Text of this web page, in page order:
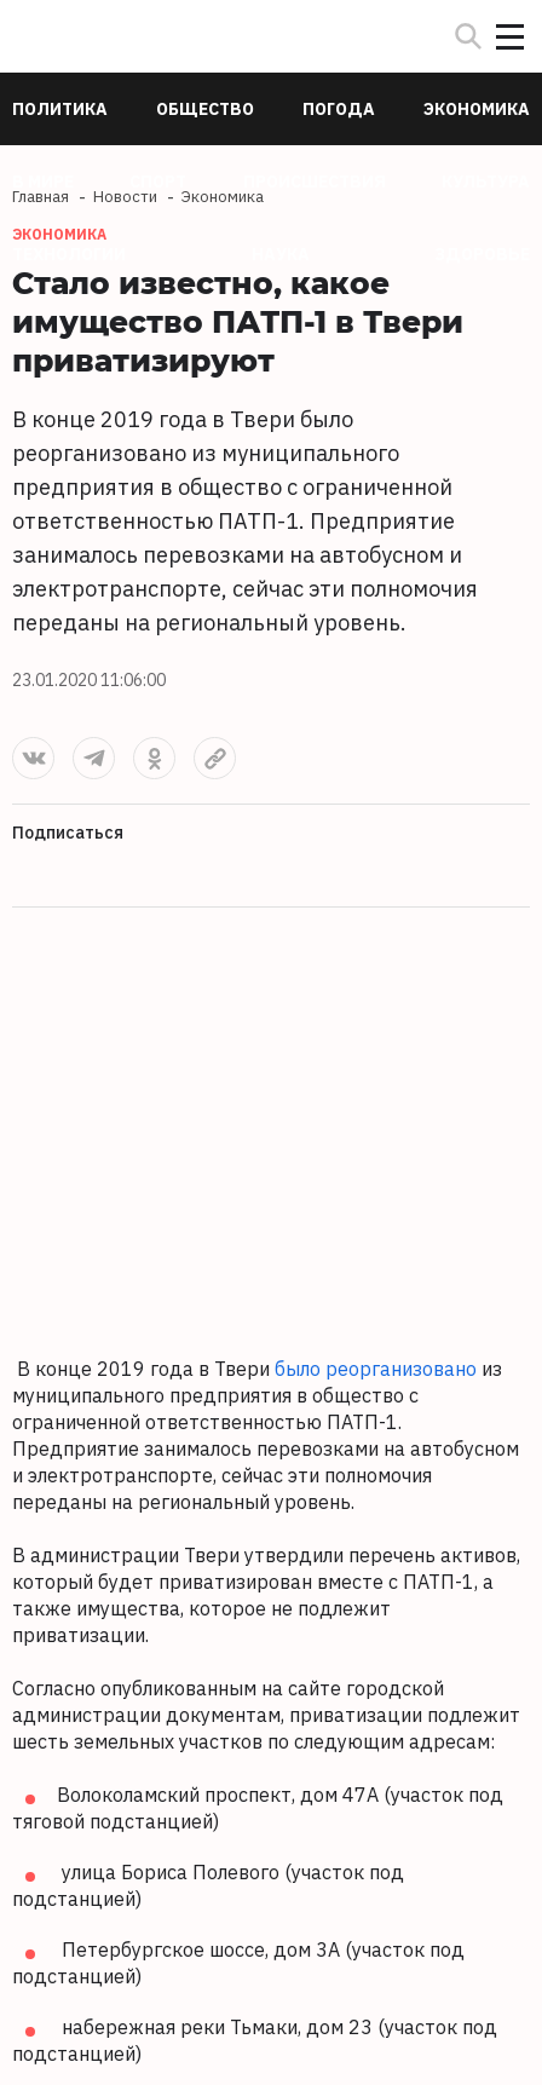
ПОЛИТИКА ОБЩЕСТВО ПОГОДА ЭКОНОМИКА
Главная Новости Экономика
ЭКОНОМИКА
Стало известно, какое
имущество ПАТП-1 в Твери
приватизируют
В конце 2019 года в Твери было
реорганизовано из муниципального
предприятия в общество с ограниченной
ответственностью ПАТП-1. Предприятие
занималось перевозками на автобусном и
электротранспорте, сейчас эти полномочия
переданы на региональный уровень.
23.01.2020 11:06:00
Подписаться
В конце 2019 года в Твери было реорганизовано из
муниципального предприятия в общество с
ограниченной ответственностью ПАТП-1.
Предприятие занималось перевозками на автобусном
и электротранспорте, сейчас эти полномочия
переданы на региональный уровень.
В администрации Твери утвердили перечень активов,
который будет приватизирован вместе с ПАТП-1, а
также имущества, которое не подлежит
приватизации.
Согласно опубликованным на сайте городской
администрации документам, приватизации подлежит
шесть земельных участков по следующим адресам:
Волоколамский проспект, дом 47А (участок под
тяговой подстанцией)
улица Бориса Полевого (участок под
подстанцией)
Петербургское шоссе, дом 3А (участок под
подстанцией)
набережная реки Тьмаки, дом 23 (участок под
подстанцией)